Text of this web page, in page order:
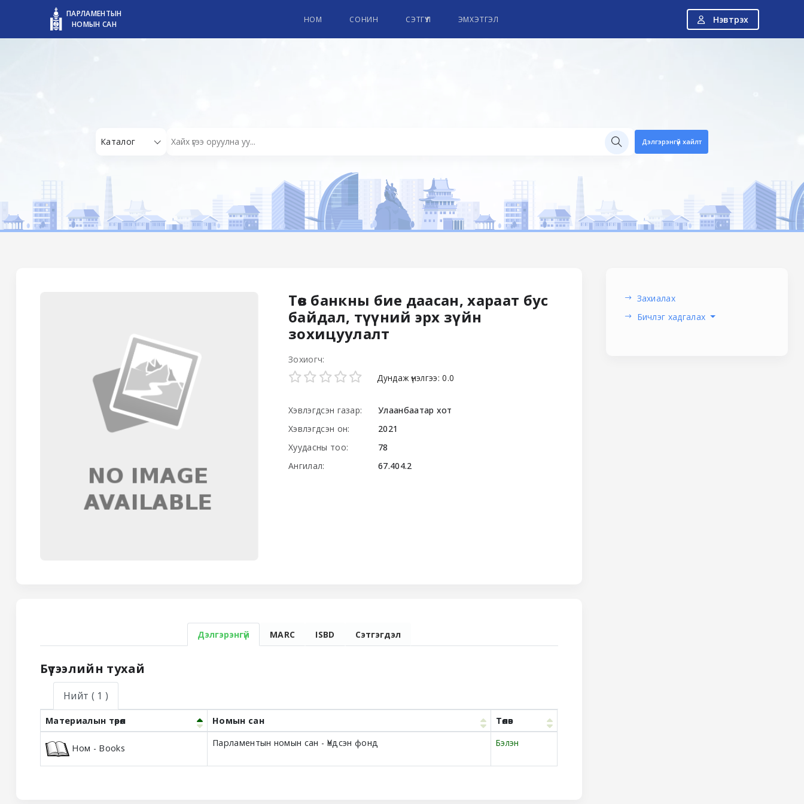
ПАРЛАМЕНТЫН
НОМЫН САН
НОМ СОНИН СЭТГҮҮЛ ЭМХЭТГЭЛ Нэвтрэх
Каталог Дэлгэрэнгүй хайлт
Төв банкны бие даасан, хараат бус
байдал, түүний эрх зүйн
зохицуулалт
Зохиогч:
Star ratings Дундаж үнэлгээ: 0.0
Хэвлэгдсэн газар:
Улаанбаатар хот
Хэвлэгдсэн он:
2021
Хуудасны тоо:
78
Ангилал:
67.404.2
Дэлгэрэнгүй MARC ISBD Сэтгэгдэл
Бүтээлийн тухай
Нийт ( 1 )
Материалын төрөл Номын сан Төлөв
Ном - Books Парламентын номын сан - Үндсэн фонд Бэлэн
Захиалах
Бичлэг хадгалах